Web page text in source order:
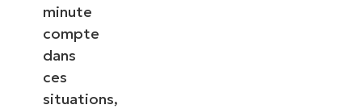
minute
compte
dans
ces
situations,